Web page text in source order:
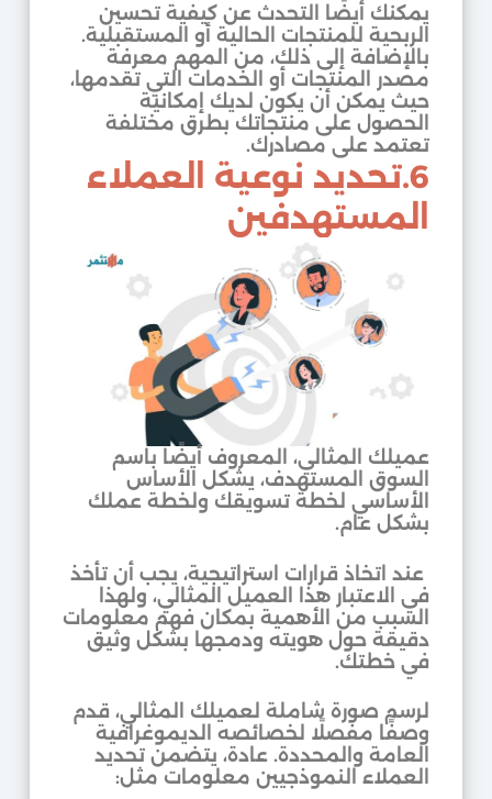
يمكنك أيضًا التحدث عن كيفية تحسين
الربحية للمنتجات الحالية أو المستقبلية.
بالإضافة إلى ذلك، من المهم معرفة
مصدر المنتجات أو الخدمات التي تقدمها،
حيث يمكن أن يكون لديك إمكانية
الحصول على منتجاتك بطرق مختلفة
تعتمد على مصادرك.
6.تحديد نوعية العملاء
المستهدفين
عميلك المثالي، المعروف أيضًا باسم
السوق المستهدف، يشكل الأساس
الأساسي لخطة تسويقك ولخطة عملك
بشكل عام.
عند اتخاذ قرارات استراتيجية، يجب أن تأخذ
في الاعتبار هذا العميل المثالي، ولهذا
السبب من الأهمية بمكان فهم معلومات
دقيقة حول هويته ودمجها بشكل وثيق
في خطتك.
لرسم صورة شاملة لعميلك المثالي، قدم
وصفًا مفصلًا لخصائصه الديموغرافية
العامة والمحددة. عادة، يتضمن تحديد
العملاء النموذجيين معلومات مثل: